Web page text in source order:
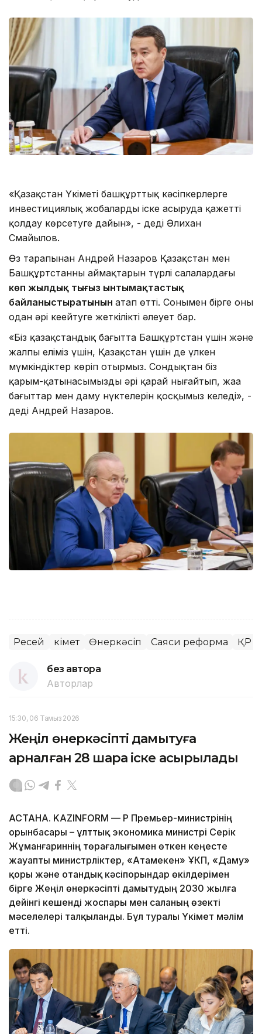
«Қазақстан Үкіметі башқұрттық кәсіпкерлерге
инвестициялық жобаларды іске асыруда қажетті
қолдау көрсетуге дайын», - деді Әлихан
Смайылов.
Өз тарапынан Андрей Назаров Қазақстан мен
Башқұртстанның аймақтарын түрлі салалардағы
көп жылдық тығыз ынтымақтастық
байланыстыратынын атап өтті. Сонымен бірге оны
одан әрі кеңейтуге жеткілікті әлеует бар.
«Біз қазақстандық бағытта Башқұртстан үшін және
жалпы еліміз үшін, Қазақстан үшін де үлкен
мүмкіндіктер көріп отырмыз. Сондықтан біз
қарым-қатынасымызды әрі қарай нығайтып, жаңа
бағыттар мен даму нүктелерін қосқымыз келеді», -
деді Андрей Назаров.
Ресей Үкімет Өнеркәсіп Саяси реформа ҚР
без автора
Авторлар
15:30, 06 Тамыз 2026
Жеңіл өнеркәсіпті дамытуға
арналған 28 шара іске асырылады
АСТАНА. KAZINFORM — ҚР Премьер-министрінің
орынбасары – ұлттық экономика министрі Серік
Жұманғариннің төрағалығымен өткен кеңесте
жауапты министрліктер, «Атамекен» ҰКП, «Даму»
қоры және отандық кәсіпорындар өкілдерімен
бірге Жеңіл өнеркәсіпті дамытудың 2030 жылға
дейінгі кешенді жоспары мен саланың өзекті
мәселелері талқыланды. Бұл туралы Үкімет мәлім
етті.